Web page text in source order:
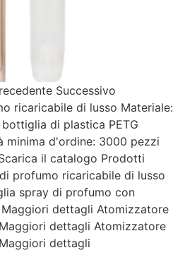
Successivo
ricaricabile di lusso Materiale:
di plastica PETG
minima d'ordine: 3000 pezzi
il catalogo Prodotti
profumo ricaricabile di lusso
spray di profumo con
dettagli Atomizzatore
dettagli Atomizzatore
dettagli